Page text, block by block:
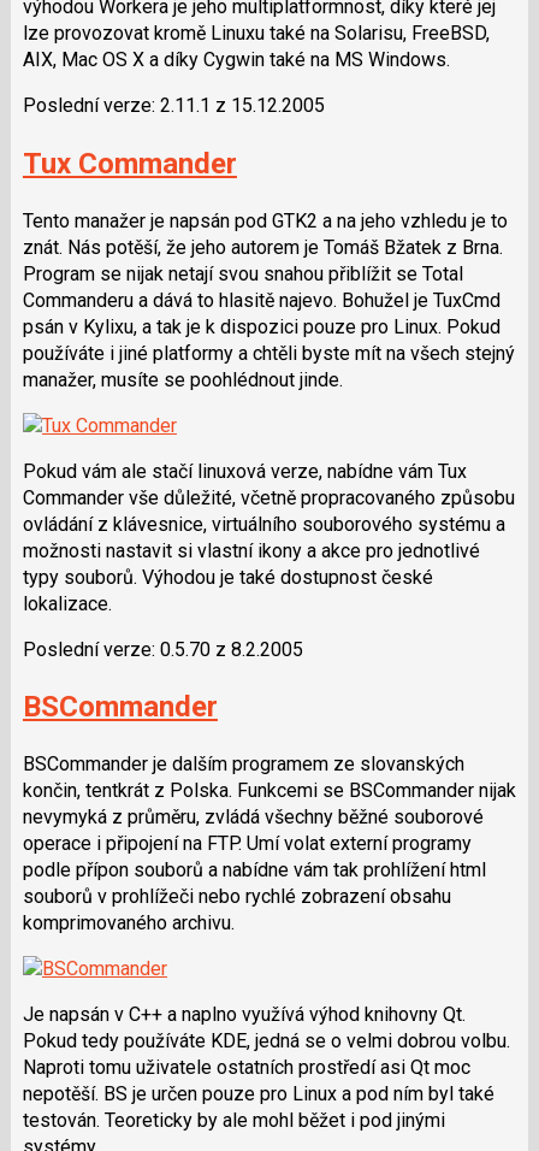
výhodou Workera je jeho multiplatformnost, díky které jej
lze provozovat kromě Linuxu také na Solarisu, FreeBSD,
AIX, Mac OS X a díky Cygwin také na MS Windows.
Poslední verze: 2.11.1 z 15.12.2005
Tux Commander
Tento manažer je napsán pod GTK2 a na jeho vzhledu je to
znát. Nás potěší, že jeho autorem je Tomáš Bžatek z Brna.
Program se nijak netají svou snahou přiblížit se Total
Commanderu a dává to hlasitě najevo. Bohužel je TuxCmd
psán v Kylixu, a tak je k dispozici pouze pro Linux. Pokud
používáte i jiné platformy a chtěli byste mít na všech stejný
manažer, musíte se poohlédnout jinde.
Pokud vám ale stačí linuxová verze, nabídne vám Tux
Commander vše důležité, včetně propracovaného způsobu
ovládání z klávesnice, virtuálního souborového systému a
možnosti nastavit si vlastní ikony a akce pro jednotlivé
typy souborů. Výhodou je také dostupnost české
lokalizace.
Poslední verze: 0.5.70 z 8.2.2005
BSCommander
BSCommander je dalším programem ze slovanských
končin, tentkrát z Polska. Funkcemi se BSCommander nijak
nevymyká z průměru, zvládá všechny běžné souborové
operace i připojení na FTP. Umí volat externí programy
podle přípon souborů a nabídne vám tak prohlížení html
souborů v prohlížeči nebo rychlé zobrazení obsahu
komprimovaného archivu.
Je napsán v C++ a naplno využívá výhod knihovny Qt.
Pokud tedy používáte KDE, jedná se o velmi dobrou volbu.
Naproti tomu uživatele ostatních prostředí asi Qt moc
nepotěší. BS je určen pouze pro Linux a pod ním byl také
testován. Teoreticky by ale mohl běžet i pod jinými